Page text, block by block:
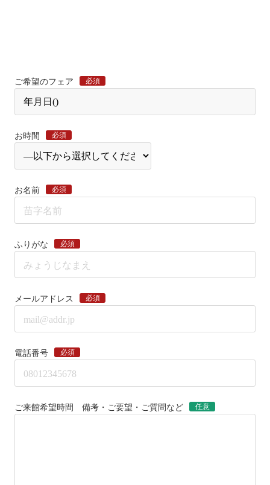
ご希望のフェア 必須
お時間 必須
お名前 必須
ふりがな 必須
メールアドレス 必須
電話番号 必須
ご来館希望時間 備考・ご要望・ご質問など 任意